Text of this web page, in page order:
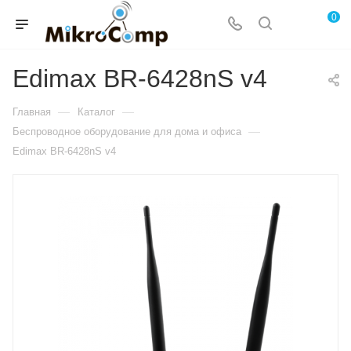
0
Edimax BR-6428nS v4
Главная — Каталог —
Беспроводное оборудование для дома и офиса —
Edimax BR-6428nS v4